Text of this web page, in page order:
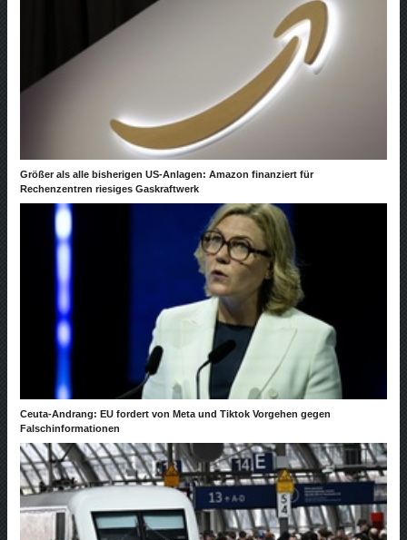
Größer als alle bisherigen US-Anlagen: Amazon finanziert für
Rechenzentren riesiges Gaskraftwerk
Ceuta-Andrang: EU fordert von Meta und Tiktok Vorgehen gegen
Falschinformationen